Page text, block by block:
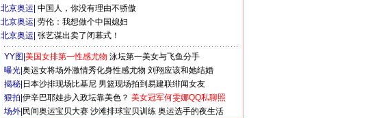
北京奥运 中国人，你没有理由不骄傲
北京奥运 劳伦：我想做个中国媳妇
北京奥运 张艺谋出卖了闭幕式！
YY图| 美国女排第一性感尤物 泳坛第一美女与飞鱼分手
曝光| 奥运女将场外激情秀化身性感尤物 刘翔应该和她结婚
揭秘| 日本沙排现场比基尼 男篮现场拍到易建联绯闻女友
狠拍| 伊辛巴耶娃步入政坛靠美色？ 美女冠军何雯娜QQ私聊照
场外| 民间奥运宝贝大赛 沙滩排球宝贝训练 奥运选手的夜生活